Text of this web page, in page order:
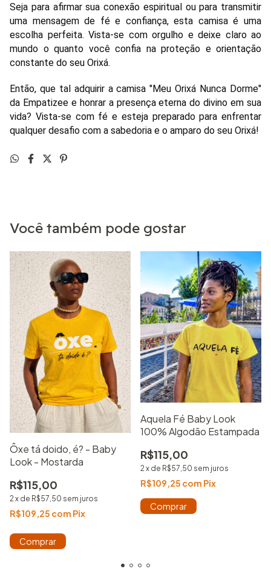
Seja para afirmar sua conexão espiritual ou para transmitir
uma mensagem de fé e confiança, esta camisa é uma
escolha perfeita. Vista-se com orgulho e deixe claro ao
mundo o quanto você confia na proteção e orientação
constante do seu Orixá.
Então, que tal adquirir a camisa "Meu Orixá Nunca Dorme"
da Empatizee e honrar a presença eterna do divino em sua
vida? Vista-se com fé e esteja preparado para enfrentar
qualquer desafio com a sabedoria e o amparo do seu Orixá!
Você também pode gostar
Ôxe tá doido, é? - Baby
Look - Mostarda
R$115,00
2 x de R$57,50 sem juros
R$109,25 com Pix
Comprar
Aquela Fé Baby Look
100% Algodão Estampada
R$115,00
2 x de R$57,50 sem juros
R$109,25 com Pix
Comprar